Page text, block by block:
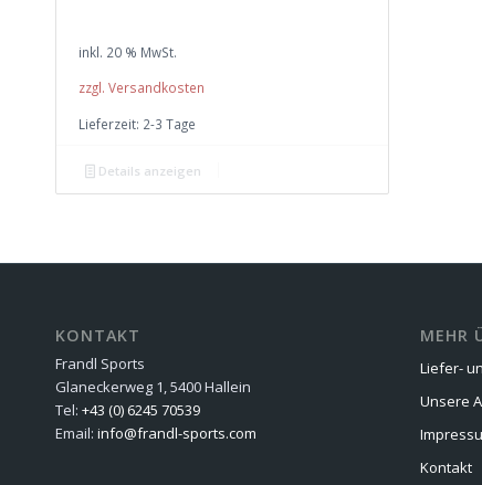
€ 34,50
inkl. 20 % MwSt.
zzgl. Versandkosten
Lieferzeit: 2-3 Tage
Details anzeigen
KONTAKT
Frandl Sports
Glaneckerweg 1, 5400 Hallein
Tel: +43 (0) 6245 70539
Email: info@frandl-sports.com
MEHR
Liefer-
Unsere
Kontakt